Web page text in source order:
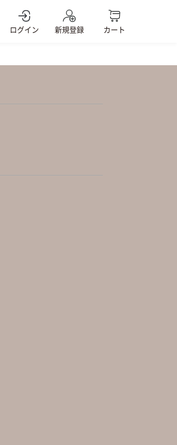
ログイン 新規登録 カート